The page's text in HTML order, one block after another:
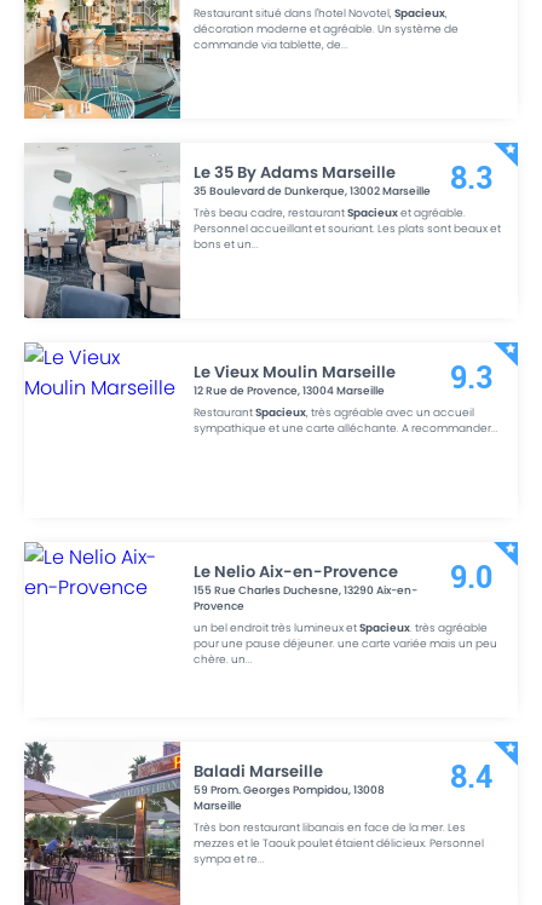
Restaurant situé dans l'hotel Novotel,Spacieux,
décoration moderne et agréable. Un système de
commande via tablette, de...
Le 35 By Adams Marseille
35 Boulevard de Dunkerque,13002Marseille
Très beau cadre, restaurantSpacieuxet agréable.
Personnel accueillant et souriant. Les plats sont beaux et
bons et un...
8.3
Le Vieux Moulin Marseille
12 Rue de Provence,13004Marseille
RestaurantSpacieux, très agréable avec un accueil
sympathique et une carte alléchante. A recommander...
9.3
Le Nelio Aix-en-Provence
155 Rue Charles Duchesne,13290Aix-en-
Provence
un bel endroit très lumineux etSpacieux. très agréable
pour une pause déjeuner. une carte variée mais un peu
chère. un...
9.0
Baladi Marseille
59 Prom. Georges Pompidou,13008
Marseille
Très bon restaurant libanais en face de la mer. Les
mezzes et le Taouk poulet étaient délicieux. Personnel
sympa et re...
8.4